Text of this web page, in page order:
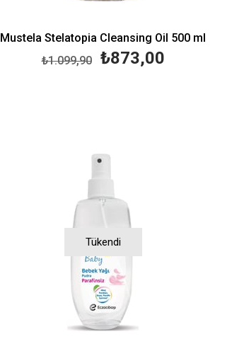
Mustela Stelatopia Cleansing Oil 500 ml
₺873,00
₺1.099,90
Tükendi